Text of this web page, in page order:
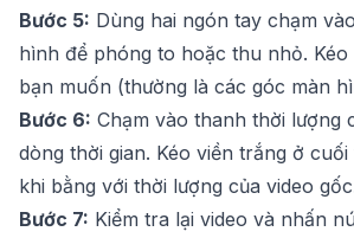
Bước 5: Dùng hai ngón tay chạm
hình để phóng to hoặc thu nhỏ.
bạn muốn (thường là các góc màn
Bước 6: Chạm vào thanh thời lượng
dòng thời gian. Kéo viền trắng ở
khi bằng với thời lượng của video
Bước 7: Kiểm tra lại video và nhấn